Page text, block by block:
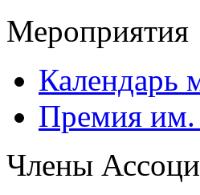
Мероприятия
Календарь
Премия
Члены